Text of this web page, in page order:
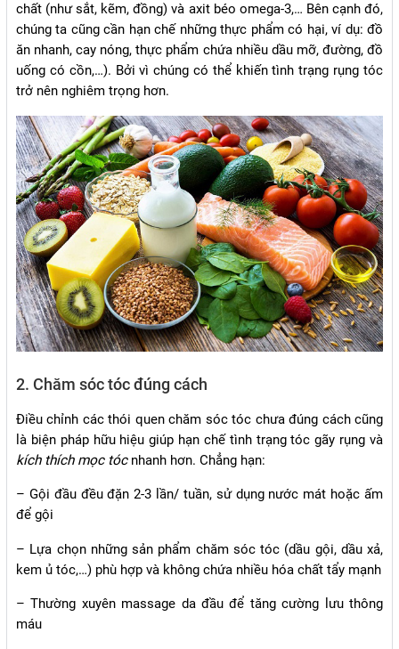
chất (như sắt, kẽm, đồng) và axit béo omega-3,… Bên cạnh đó,
chúng ta cũng cần hạn chế những thực phẩm có hại, ví dụ: đồ
ăn nhanh, cay nóng, thực phẩm chứa nhiều dầu mỡ, đường, đồ
uống có cồn,…). Bởi vì chúng có thể khiến tình trạng rụng tóc
trở nên nghiêm trọng hơn.
2. Chăm sóc tóc đúng cách
Điều chỉnh các thói quen chăm sóc tóc chưa đúng cách cũng
là biện pháp hữu hiệu giúp hạn chế tình trạng tóc gãy rụng và
kích thích mọc tócnhanh hơn. Chẳng hạn:
– Gội đầu đều đặn 2-3 lần/ tuần, sử dụng nước mát hoặc ấm
để gội
– Lựa chọn những sản phẩm chăm sóc tóc (dầu gội, dầu xả,
kem ủ tóc,…) phù hợp và không chứa nhiều hóa chất tẩy mạnh
– Thường xuyên massage da đầu để tăng cường lưu thông
máu